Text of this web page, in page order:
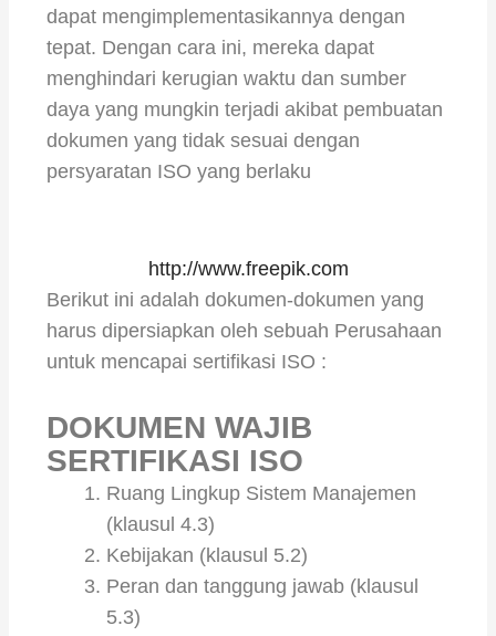
dapat mengimplementasikannya dengan
tepat. Dengan cara ini, mereka dapat
menghindari kerugian waktu dan sumber
daya yang mungkin terjadi akibat pembuatan
dokumen yang tidak sesuai dengan
persyaratan ISO yang berlaku
http://www.freepik.com
Berikut ini adalah dokumen-dokumen yang
harus dipersiapkan oleh sebuah Perusahaan
untuk mencapai sertifikasi ISO :
DOKUMEN WAJIB
SERTIFIKASI ISO
Ruang Lingkup Sistem Manajemen
(klausul 4.3)
Kebijakan (klausul 5.2)
Peran dan tanggung jawab (klausul
5.3)